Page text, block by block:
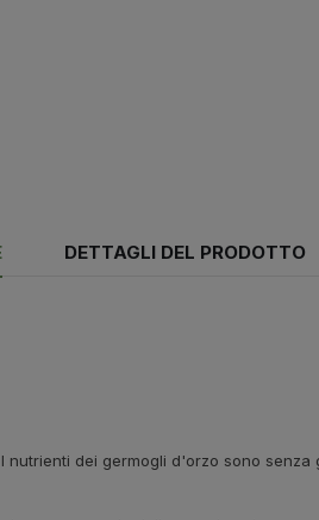
DETTAGLI DEL PRODOTTO
dei germogli d'orzo sono